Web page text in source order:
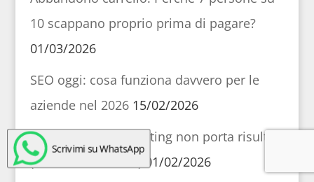
10 scappano proprio prima di pagare?
01/03/2026
SEO oggi: cosa funziona davvero per le
aziende nel 2026 15/02/2026
Perché il web marketing non porta risultati
(e come rimediare)
01/02/2026
Scrivimi su WhatsApp